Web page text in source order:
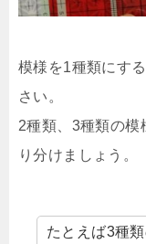
模様を1種類にす
さい。
2種類、3種類の模
り分けましょう。
たとえば3種